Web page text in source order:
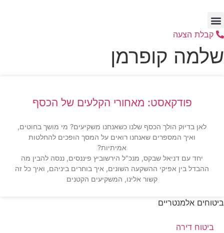
לתוכן
קבלת הצעה
שלמה קופרמן
פודקאסט: מאחורי הקלעים של הכסף
לאן בדיוק הולך הכסף שלנו כשאנחנו משקיעים? מי מושך בחוטים,
ואיך המספרים שאנחנו רואים על המסך הופכים להחלטות
אמיתיות?
יחד עם דניאל שבקס, מנכ"ל הירשוביץ פיננסים, ננסה להבין מה
ההבדל בין אפיקי ההשקעה השונים, איך בוחרים ביניהם, ואיך כל זה
קשור אלינו, המשקיעים הקטנים
ביטוחים אלמנטריים
ביטוח דירה